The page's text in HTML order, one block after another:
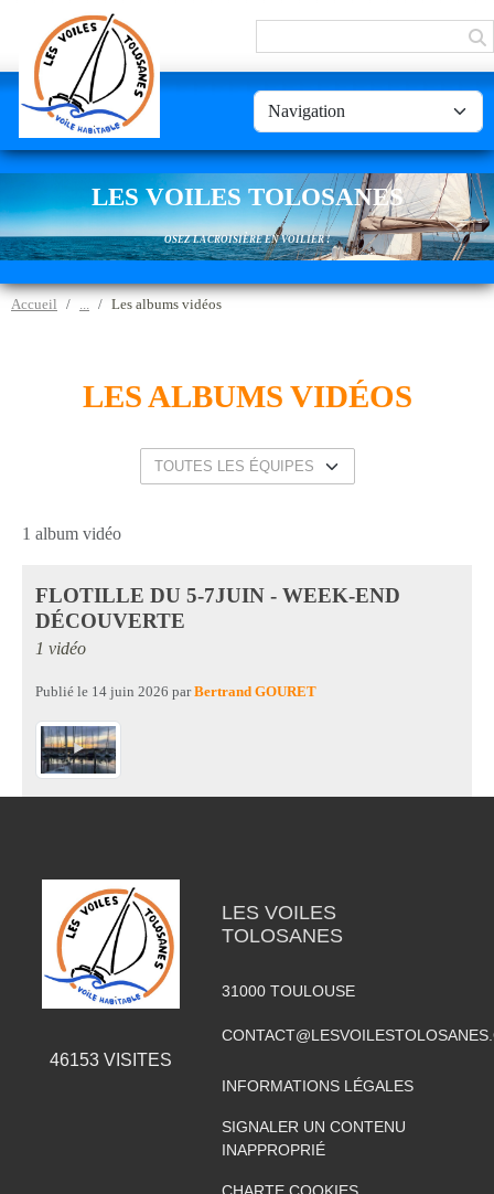
LES VOILES TOLOSANES
OSEZ LA CROISIÈRE EN VOILIER !
Accueil Les albums vidéos
LES ALBUMS VIDÉOS
1 album vidéo
FLOTILLE DU 5-7JUIN - WEEK-END
DÉCOUVERTE
1 vidéo
Publié le 14 juin 2026 parBertrand GOURET
46153VISITES
LES VOILES
TOLOSANES
31000 TOULOUSE
INFORMATIONS LÉGALES
SIGNALER UN CONTENU
INAPPROPRIÉ
CHARTE COOKIES
Panneau de gestion des cookies